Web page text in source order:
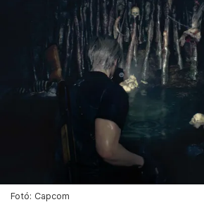
Fotó: Capcom